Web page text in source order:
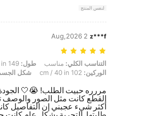
لنفس المنتج
z***f
2 Aug,2026
التناسب الكلي: مناسب, طول: 149 cm / 59 in, الوزن: 45 kg / 99 lbs, تمثال نصفي: 102 cm / 40 in, الخصر: 70 cm / 28 in, الوركين: 102 cm / 40 in, شكل الجسم: تفاح, لون: أبيض, مقاس: XS
التناسب الكلي: مناسب طول:
الوركين:
شكل
مررره حبيت الطلب! 😭🤍
القطع كانت مثل الصور والوصف
أكثر شيء عجبني إن التفاصيل